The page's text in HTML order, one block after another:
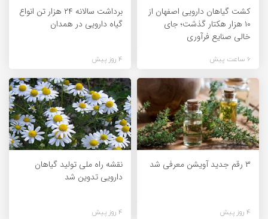
کشت گیاهان دارویی اصفهان از
۱۰ هزار هکتار گذشت؛ جای
خالی صنایع فرآوری
6 ساعت پیش
برداشت سالانه ۲۴ هزار تن انواع
گیاه دارویی در همدان
4 روز پیش
۳ رقم جدید آویشن معرفی شد
4 روز پیش
نقشه راه ملی تولید گیاهان
دارویی تدوین شد
4 روز پیش